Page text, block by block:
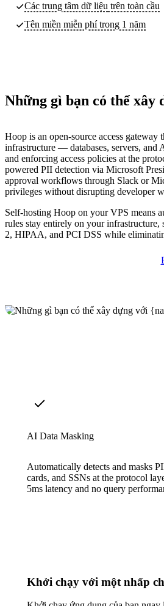
Các trung tâm dữ liệu trên toàn cầu
Tên miền miễn phí trong 1 năm
Những gì bạn có thể xây
Hoop is an open-source access gateway
infrastructure — databases, servers,
and enforcing access policies at the
powered PII detection via Microsoft
approval workflows through Slack or
privileges without disrupting developer
Self-hosting Hoop on your VPS means
rules stay entirely on your
2, HIPAA, and PCI DSS while
AI Data Masking
Automatically detects and masks
cards, and SSNs at the protocol
5ms latency and no query
Khởi chạy với một nhấp